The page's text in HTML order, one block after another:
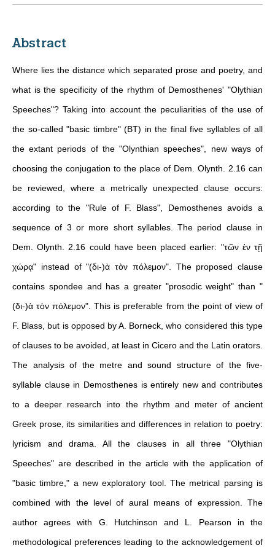
Abstract
Where lies the distance which separated prose and poetry, and
what is the specificity of the rhythm of Demosthenes' "Olythian
Speeches"? Taking into account the peculiarities of the use of
the so-called "basic timbre" (BT) in the final five syllables of all
the extant periods of the "Olynthian speeches", new ways of
choosing the conjugation to the place of Dem. Olynth. 2.16 can
be reviewed, where a metrically unexpected clause occurs:
according to the "Rule of F. Blass", Demosthenes avoids a
sequence of 3 or more short syllables. The period clause in
Dem. Olynth. 2.16 could have been placed earlier: "τῶν ἐν τῇ
χώρᾳ" instead of "(δι-)ὰ τὸν πόλεμον". The proposed clause
contains spondee and has a greater "prosodic weight" than "
(δι-)ὰ τὸν πόλεμον". This is preferable from the point of view of
F. Blass, but is opposed by A. Borneck, who considered this type
of clauses to be avoided, at least in Cicero and the Latin orators.
The analysis of the metre and sound structure of the five-
syllable clause in Demosthenes is entirely new and contributes
to a deeper research into the rhythm and meter of ancient
Greek prose, its similarities and differences in relation to poetry:
lyricism and drama. All the clauses in all three "Olythian
Speeches" are described in the article with the application of
"basic timbre," a new exploratory tool. The metrical parsing is
combined with the level of aural means of expression. The
author agrees with G. Hutchinson and L. Pearson in the
methodological preferences leading to the acknowledgement of